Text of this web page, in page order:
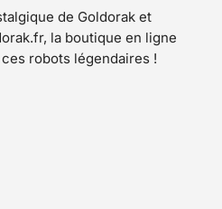
de Goldorak et
la boutique en ligne
robots légendaires !